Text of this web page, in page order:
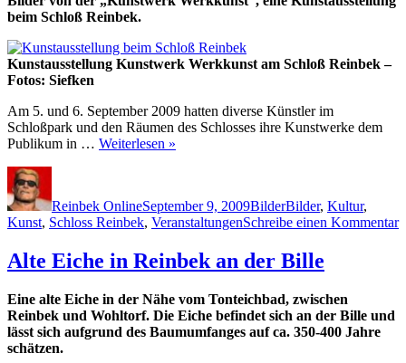
Tremors
beim Schloß Reinbek.
Kunstausstellung Kunstwerk Werkkunst am Schloß Reinbek –
Fotos: Siefken
Am 5. und 6. September 2009 hatten diverse Künstler im
Schloßpark und den Räumen des Schlosses ihre Kunstwerke dem
Publikum in … Weiterlesen »
Reinbek OnlineSeptember 9, 2009BilderBilder, Kultur,
Kunst, Schloss Reinbek, VeranstaltungenSchreibe einen Kommentar
Alte Eiche in Reinbek an der Bille
Eine alte Eiche in der Nähe vom Tonteichbad, zwischen
Reinbek und Wohltorf. Die Eiche befindet sich an der Bille und
lässt sich aufgrund des Baumumfanges auf ca. 350-400 Jahre
schätzen.